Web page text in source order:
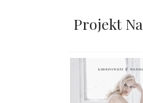
Projekt